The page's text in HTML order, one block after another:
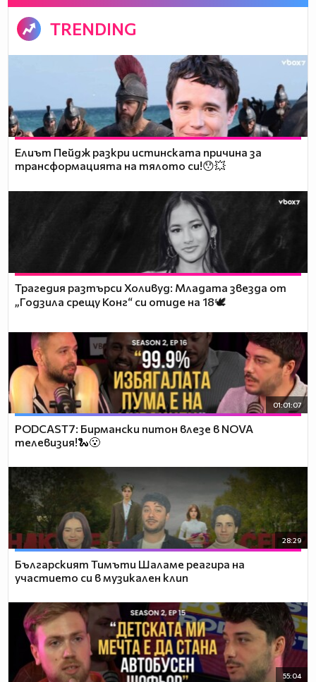
TRENDING
Елиът Пейдж разкри истинската причина за
трансформацията на тялото си!😯💥
Трагедия разтърси Холивуд: Младата звезда от
„Годзила срещу Конг“ си отиде на 18🕊️
01:01:07
PODCAST7: Бирмански питон влезе в NOVA
телевизия!🐍😮
28:29
Българският Тимъти Шаламе реагира на
участието си в музикален клип
55:04